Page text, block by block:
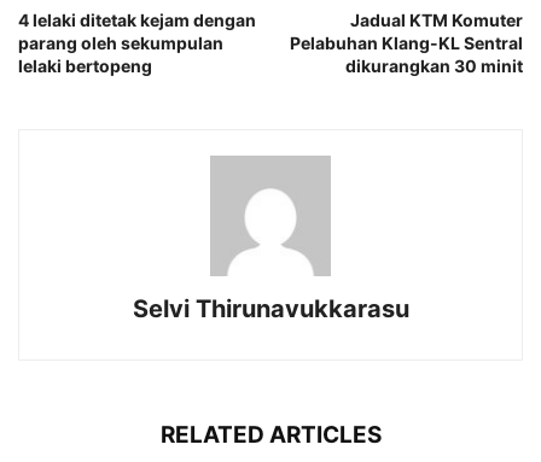
4 lelaki ditetak kejam dengan
parang oleh sekumpulan
lelaki bertopeng
Jadual KTM Komuter
Pelabuhan Klang-KL Sentral
dikurangkan 30 minit
Selvi Thirunavukkarasu
RELATED ARTICLES